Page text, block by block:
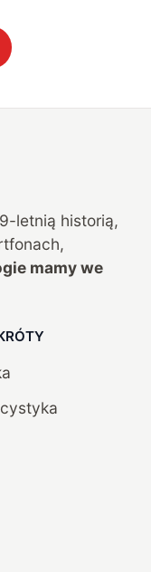
-letnią historią,
mamy we